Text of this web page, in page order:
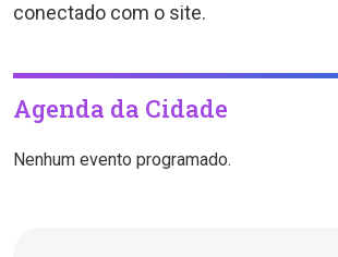
conectado com o site.
Agenda da Cidade
Nenhum evento programado.